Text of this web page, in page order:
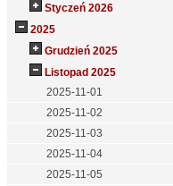
Styczeń 2026
2025
Grudzień 2025
Listopad 2025
2025-11-01
2025-11-02
2025-11-03
2025-11-04
2025-11-05